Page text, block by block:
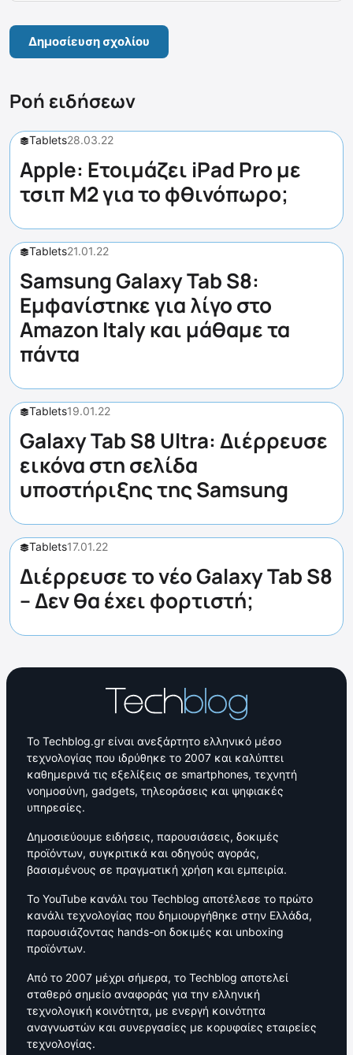
Ροή ειδήσεων
Tablets28.03.22
Apple: Ετοιμάζει iPad Pro με
τσιπ M2 για το φθινόπωρο;
Tablets21.01.22
Samsung Galaxy Tab S8:
Εμφανίστηκε για λίγο στο
Amazon Italy και μάθαμε τα
πάντα
Tablets19.01.22
Galaxy Tab S8 Ultra: Διέρρευσε
εικόνα στη σελίδα
υποστήριξης της Samsung
Tablets17.01.22
Διέρρευσε το νέο Galaxy Tab S8
– Δεν θα έχει φορτιστή;
Το Techblog.gr είναι ανεξάρτητο ελληνικό μέσο
τεχνολογίας που ιδρύθηκε το 2007 και καλύπτει
καθημερινά τις εξελίξεις σε smartphones, τεχνητή
νοημοσύνη, gadgets, τηλεοράσεις και ψηφιακές
υπηρεσίες.
Δημοσιεύουμε ειδήσεις, παρουσιάσεις, δοκιμές
προϊόντων, συγκριτικά και οδηγούς αγοράς,
βασισμένους σε πραγματική χρήση και εμπειρία.
Το YouTube κανάλι του Techblog αποτέλεσε το πρώτο
κανάλι τεχνολογίας που δημιουργήθηκε στην Ελλάδα,
παρουσιάζοντας hands-on δοκιμές και unboxing
προϊόντων.
Από το 2007 μέχρι σήμερα, το Techblog αποτελεί
σταθερό σημείο αναφοράς για την ελληνική
τεχνολογική κοινότητα, με ενεργή κοινότητα
αναγνωστών και συνεργασίες με κορυφαίες εταιρείες
τεχνολογίας.